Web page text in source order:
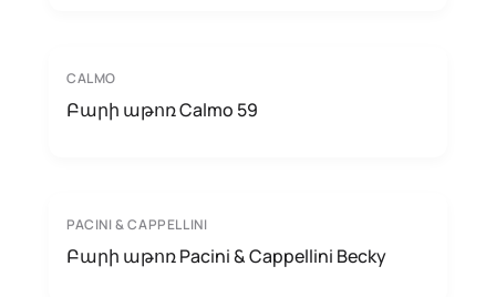
CALMO
Բարի աթոռ Calmo 59
PACINI & CAPPELLINI
Բարի աթոռ Pacini & Cappellini Becky